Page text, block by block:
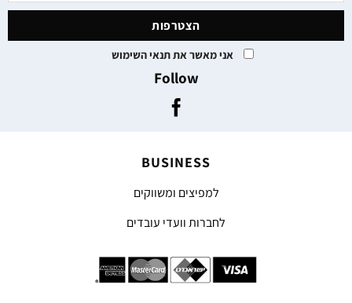
אני מאשר את תנאי השימוש
Follow
BUSINESS
למפיצים ומשווקים
לחברות וועדי עובדים